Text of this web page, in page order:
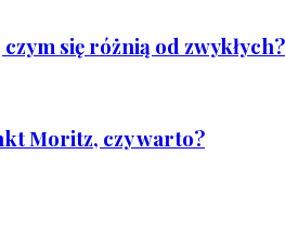
się różnią od
Moritz, czy warto?